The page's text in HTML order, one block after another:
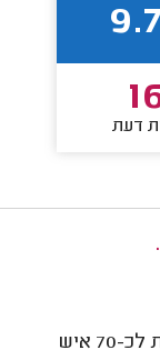
דעת
הכנת ואספקת ארוחה חלבית לכ-70 איש